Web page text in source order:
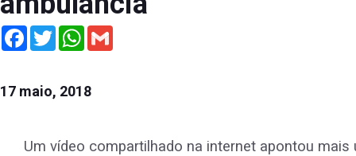
Facebook
TwitterWhatsApp
17 maio, 2018
Um vídeo compartilhado na internet apontou